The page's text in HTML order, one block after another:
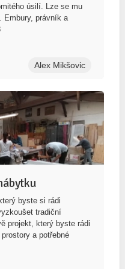
úsilí. Lze se mu
Embury, právník a
Alex Mikšovic
byste si rádi
tradiční
projekt, který byste rádi
a potřebné